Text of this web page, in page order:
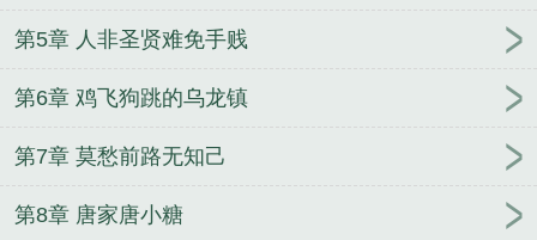
第5章 人非圣贤难免手贱
第6章 鸡飞狗跳的乌龙镇
第7章 莫愁前路无知己
第8章 唐家唐小糖